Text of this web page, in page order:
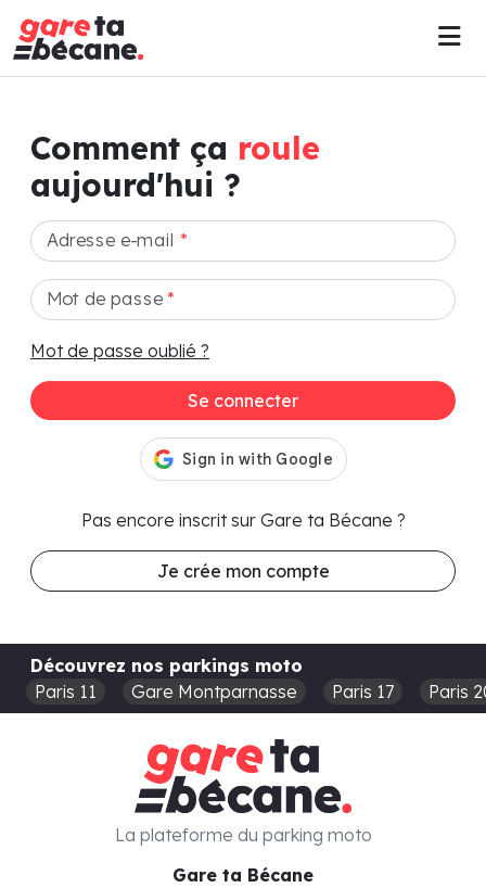
Comment ça roule
aujourd'hui ?
Adresse e-mail *
Mot de passe*
Mot de passe oublié ?
Se connecter
Pas encore inscrit sur Gare ta Bécane ?
Je crée mon compte
Découvrez nos parkings moto
Paris 11
Gare Montparnasse Paris 17 Paris
Gare ta Bécane
La plateforme du parking moto